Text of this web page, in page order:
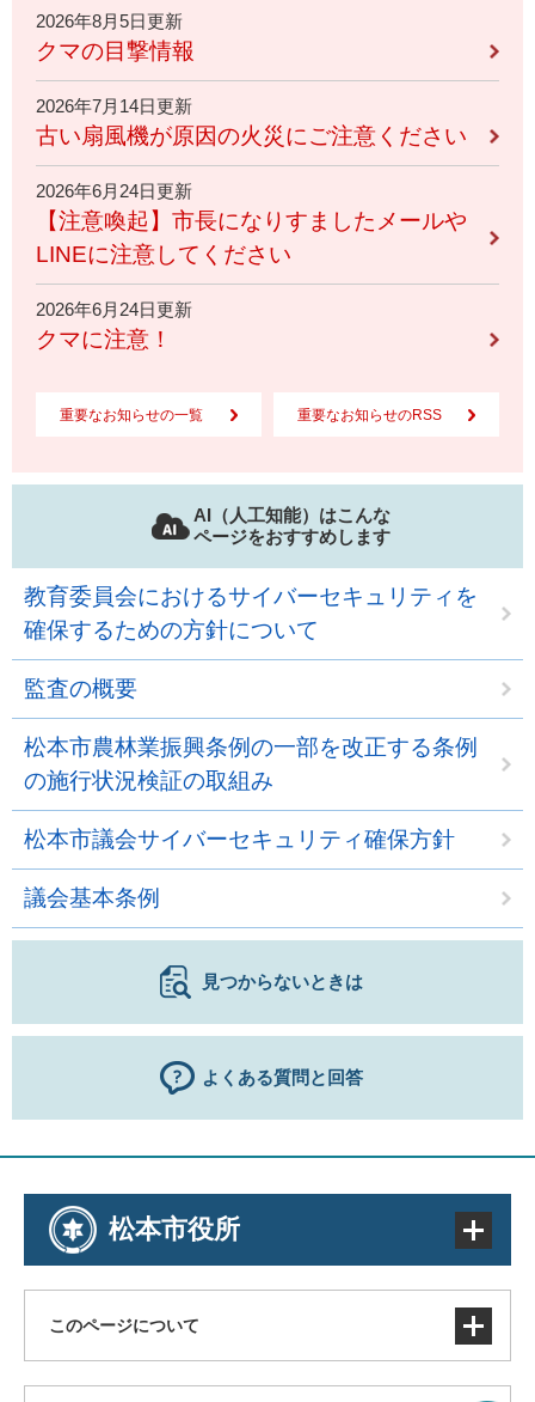
2026年8月5日更新
クマの目撃情報
2026年7月14日更新
古い扇風機が原因の火災にご注意ください
2026年6月24日更新
【注意喚起】市長になりすましたメールや
LINEに注意してください
2026年6月24日更新
クマに注意！
重要なお知らせの一覧 重要なお知らせのRSS
AI（人工知能）はこんな
ページをおすすめします
教育委員会におけるサイバーセキュリティを
確保するための方針について
監査の概要
松本市農林業振興条例の一部を改正する条例
の施行状況検証の取組み
松本市議会サイバーセキュリティ確保方針
議会基本条例
見つからないときは
よくある質問と回答
松本市役所
このページについて